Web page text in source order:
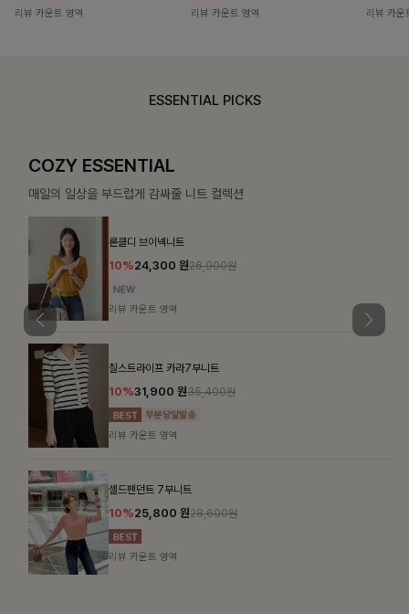
리뷰 카운트 영역 리뷰 카운트 영역 리뷰 카운
ESSENTIAL PICKS
COZY ESSENTIAL
매일의 일상을 부드럽게 감싸줄 니트 컬렉션
론클디 브이넥니트
10%24,300원 26,900원
리뷰 카운트 영역
칠스트라이프 카라7부니트
10%31,900원 35,400원
리뷰 카운트 영역
셀드펜던트 7부니트
10%25,800원 28,600원
리뷰 카운트 영역